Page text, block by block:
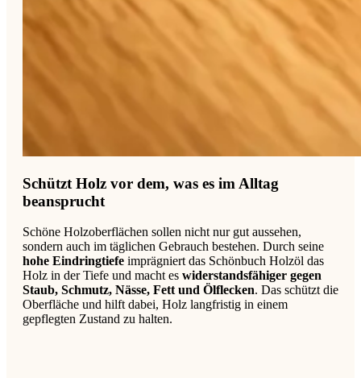
Schützt Holz vor dem, was es im Alltag
beansprucht
Schöne Holzoberflächen sollen nicht nur gut aussehen,
sondern auch im täglichen Gebrauch bestehen. Durch seine
hohe Eindringtiefe imprägniert das Schönbuch Holzöl das
Holz in der Tiefe und macht es widerstandsfähiger gegen
Staub, Schmutz, Nässe, Fett und Ölflecken. Das schützt die
Oberfläche und hilft dabei, Holz langfristig in einem
gepflegten Zustand zu halten.